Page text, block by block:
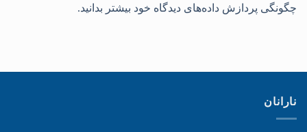
چگونگی پردازش داده‌های دیدگاه خود بیشتر بدانید.
نارانان